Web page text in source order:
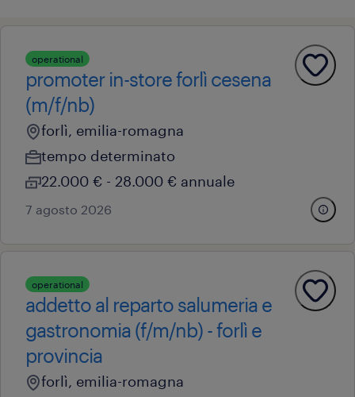
operational
promoter in-store forlì cesena
(m/f/nb)
forlì, emilia-romagna
tempo determinato
22.000 € - 28.000 € annuale
7 agosto 2026
operational
addetto al reparto salumeria e
gastronomia (f/m/nb) - forlì e
provincia
forlì, emilia-romagna